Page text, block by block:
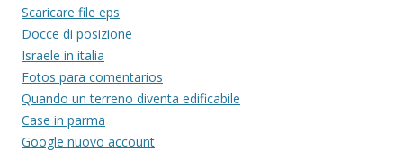
Scaricare file eps
Docce di posizione
Israele in italia
Fotos para comentarios
Quando un terreno diventa edificabile
Case in parma
Google nuovo account